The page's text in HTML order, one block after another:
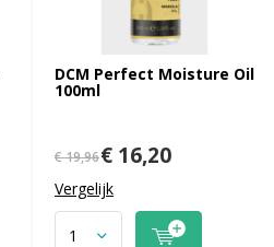
DCM Perfect Moisture Oil
100ml
€ 19,96€ 16,20
Vergelijk